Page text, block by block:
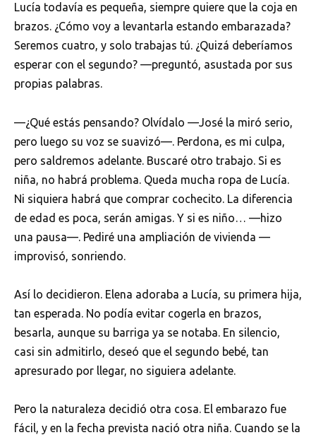
Lucía todavía es pequeña, siempre quiere que la coja en
brazos. ¿Cómo voy a levantarla estando embarazada?
Seremos cuatro, y solo trabajas tú. ¿Quizá deberíamos
esperar con el segundo? —preguntó, asustada por sus
propias palabras.
—¿Qué estás pensando? Olvídalo —José la miró serio,
pero luego su voz se suavizó—. Perdona, es mi culpa,
pero saldremos adelante. Buscaré otro trabajo. Si es
niña, no habrá problema. Queda mucha ropa de Lucía.
Ni siquiera habrá que comprar cochecito. La diferencia
de edad es poca, serán amigas. Y si es niño… —hizo
una pausa—. Pediré una ampliación de vivienda —
improvisó, sonriendo.
Así lo decidieron. Elena adoraba a Lucía, su primera hija,
tan esperada. No podía evitar cogerla en brazos,
besarla, aunque su barriga ya se notaba. En silencio,
casi sin admitirlo, deseó que el segundo bebé, tan
apresurado por llegar, no siguiera adelante.
Pero la naturaleza decidió otra cosa. El embarazo fue
fácil, y en la fecha prevista nació otra niña. Cuando se la